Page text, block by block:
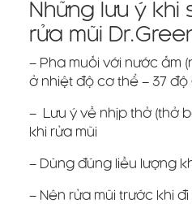
Những lưu ý khi
rửa mũi
– Pha muối với nước ấm
ở nhiệt độ cơ thể – 37 độ
– Lưu ý về nhịp thở (thở
khi rửa mũi
– Dùng đúng liều lượng
– Nên rửa mũi trước khi